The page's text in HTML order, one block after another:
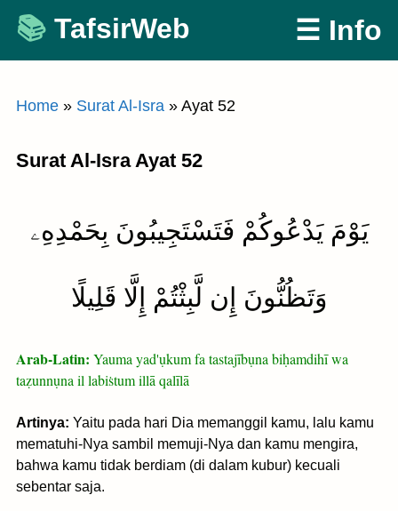
Skip
content
TafsirWeb ☰ Info
Home » Surat Al-Isra » Ayat 52
Surat Al-Isra Ayat 52
يَوْمَ يَدْعُوكُمْ فَتَسْتَجِيبُونَ بِحَمْدِهِۦ
وَتَظُنُّونَ إِن لَّبِثْتُمْ إِلَّا قَلِيلًا
Arab-Latin: Yauma yad'ụkum fa tastajībụna biḥamdihī wa
taẓunnụna il labiṡtum illā qalīlā
Artinya: Yaitu pada hari Dia memanggil kamu, lalu kamu
mematuhi-Nya sambil memuji-Nya dan kamu mengira,
bahwa kamu tidak berdiam (di dalam kubur) kecuali
sebentar saja.